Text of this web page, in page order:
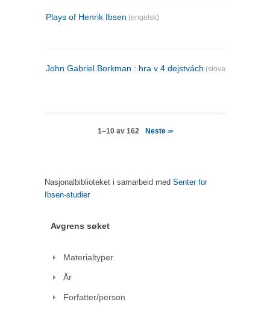
Plays of Henrik Ibsen (engelsk)
John Gabriel Borkman : hra v 4 dejstvách (slovakisk)
1–10 av 162 Neste >>
Nasjonalbiblioteket i samarbeid med Senter for
Ibsen-studier
Avgrens søket
Materialtyper
År
Forfatter/person